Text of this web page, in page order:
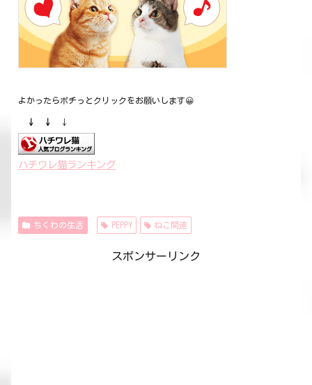
よかったらポチっとクリックをお願いします😀
↓ ↓ ↓
ハチワレ猫ランキング
ちくわの生活 PEPPY ねこ関連
スポンサーリンク